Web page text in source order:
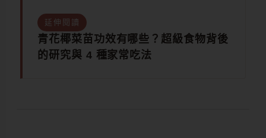
延伸閱讀
青花椰菜苗功效有哪些？超級食物背後
的研究與 4 種家常吃法